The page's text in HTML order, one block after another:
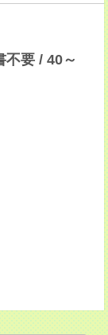
要 / 40～